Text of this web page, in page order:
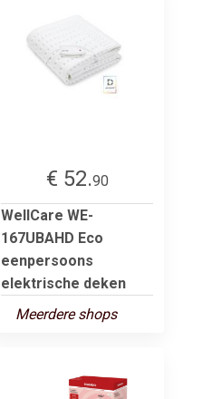
€ 52.90
WellCare WE-
167UBAHD Eco
eenpersoons
elektrische deken
Meerdere shops